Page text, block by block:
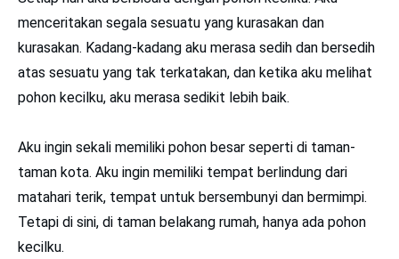
menceritakan segala sesuatu yang kurasakan dan
kurasakan. Kadang-kadang aku merasa sedih dan bersedih
atas sesuatu yang tak terkatakan, dan ketika aku melihat
pohon kecilku, aku merasa sedikit lebih baik.
Aku ingin sekali memiliki pohon besar seperti di taman-
taman kota. Aku ingin memiliki tempat berlindung dari
matahari terik, tempat untuk bersembunyi dan bermimpi.
Tetapi di sini, di taman belakang rumah, hanya ada pohon
kecilku.